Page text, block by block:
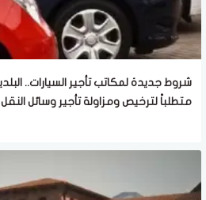
متطلباً لترخيص ومزاولة تأجير وسائل النقل